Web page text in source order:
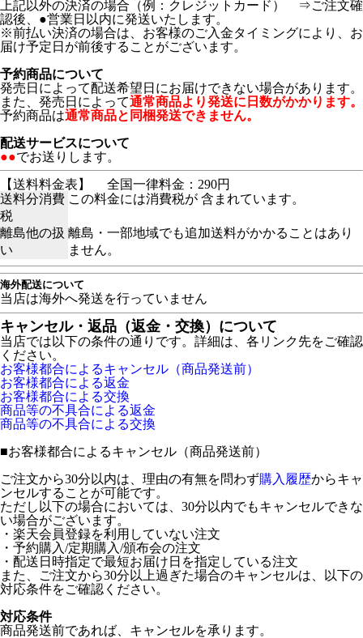
上記以外の決済の場合（例：クレジットカード） ⇒ご注文確
認後、●営業日以内に発送いたします。
※前払い決済の場合は、お客様のご入金タイミングにより、お
届け予定日が前後することがございます。
予約商品について
発売日によって配送希望日にお届けできない場合があります。
また、発売日によって通常商品より発送に日数がかかります。
予約商品は通常商品と同梱発送できません。
配送サービスについて
●●でお送りします。
【送料料金表】
全国一律料金：290円
送料分消費
税
この料金には消費税が 含まれています。
離島他の扱
い
離島・一部地域でも追加送料がかかることはあり
ません。
海外配送について
当店は海外へ発送を行っていません
キャンセル・返品（返金・交換）について
当店では以下の条件の通りです。詳細は、各リンク先をご確認
ください。
お客様都合によるキャンセル（商品発送前）
お客様都合による返金
お客様都合による交換
商品等の不具合による返金
商品等の不具合による交換
■お客様都合によるキャンセル（商品発送前）
ご注文から30分以内は、理由の有無を問わず購入履歴からキャ
ンセルすることが可能です。
ただし以下の場合においては、30分以内でもキャンセルできな
い場合がございます。
・楽天会員登録を利用していない注文
・予約購入/定期購入/頒布会の注文
・配送日時指定で最短お届け日を指定している注文
また、ご注文から30分以上過ぎた場合のキャンセルは、以下の
対応条件をご確認ください。
対応条件
商品発送前であれば、キャンセルを承ります。